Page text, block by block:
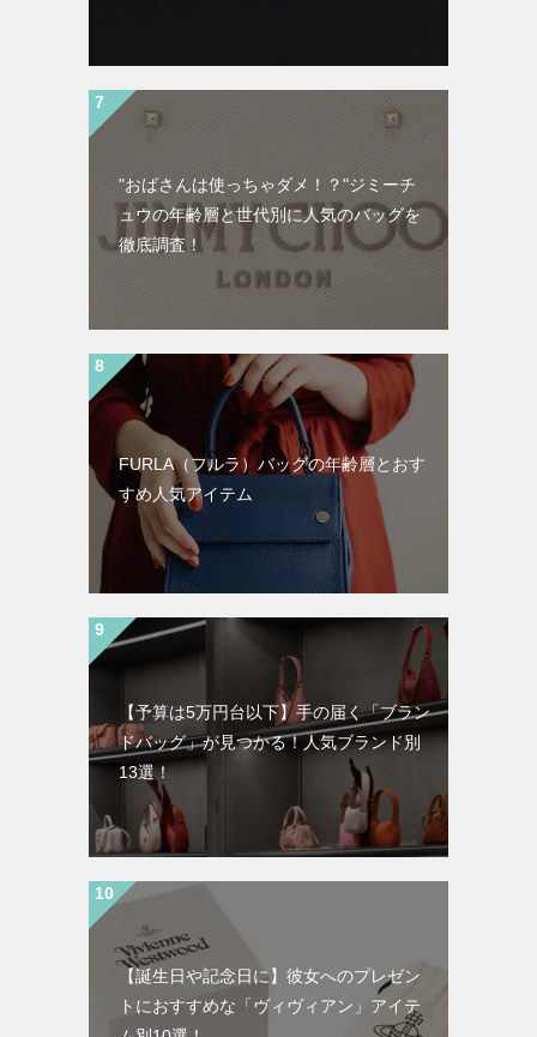
"おばさんは使っちゃダメ！？"ジミーチ
ュウの年齢層と世代別に人気のバッグを
徹底調査！
FURLA（フルラ）バッグの年齢層とおす
すめ人気アイテム
【予算は5万円台以下】手の届く「ブラン
ドバッグ」が見つかる！人気ブランド別
13選！
【誕生日や記念日に】彼女へのプレゼン
トにおすすめな「ヴィヴィアン」アイテ